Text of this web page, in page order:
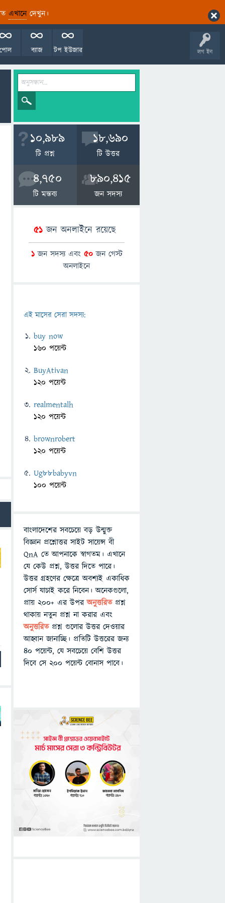
এখানেদেখুন।
লগ ইন
টপ ইউজার
ব্যাজ
পোল
10,989
টি প্রশ্ন
18,690
টি উত্তর
4,750
টি মন্তব্য
890,415
জন সদস্য
51জন অনলাইনে রয়েছে
1জন সদস্য এবং 50জন গেস্ট
অনলাইনে
এই মাসের সেরা সদস্য:
buy now
160 পয়েন্ট
BuyAtivan
120 পয়েন্ট
realmentalh
120 পয়েন্ট
brownrobert
120 পয়েন্ট
Ug88babyvn
100 পয়েন্ট
বাংলাদেশের সবচেয়ে বড় উন্মুক্ত
বিজ্ঞান প্রশ্নোত্তর সাইট সায়েন্স বী
QnA তে আপনাকে স্বাগতম। এখানে
যে কেউ প্রশ্ন, উত্তর দিতে পারে।
উত্তর গ্রহণের ক্ষেত্রে অবশ্যই একাধিক
সোর্স যাচাই করে নিবেন। অনেকগুলো,
প্রায় ২০০+ এর উপরঅনুত্তরিতপ্রশ্ন
থাকায় নতুন প্রশ্ন না করার এবং
অনুত্তরিত প্রশ্ন গুলোর উত্তর দেওয়ার
আহ্বান জানাচ্ছি। প্রতিটি উত্তরের জন্য
৪০ পয়েন্ট, যে সবচেয়ে বেশি উত্তর
দিবে সে ২০০ পয়েন্ট বোনাস পাবে।